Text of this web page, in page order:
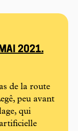
MAI 2021.
de la route
peu avant
qui